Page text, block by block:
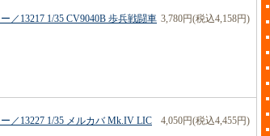
／13217 1/35 CV9040B 歩兵戦闘車 3,780円(税込4,158円)
／13227 1/35 メルカバ Mk.IV LIC 4,050円(税込4,455円)